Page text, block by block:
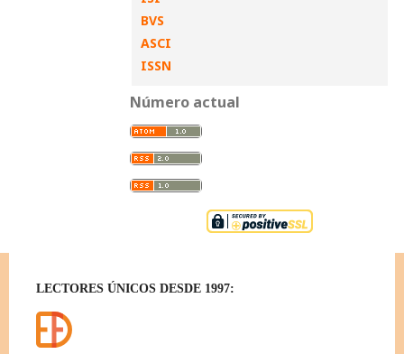
BVS
ASCI
ISSN
Número actual
LECTORES ÚNICOS DESDE 1997: